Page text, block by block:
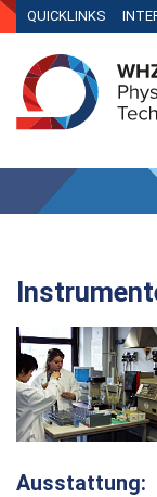
QUICKLINKS
Ausstattung: